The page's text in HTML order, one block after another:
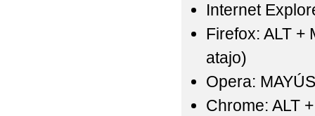
Internet
Firefox: ALT +
atajo)
Opera:
Chrome: ALT